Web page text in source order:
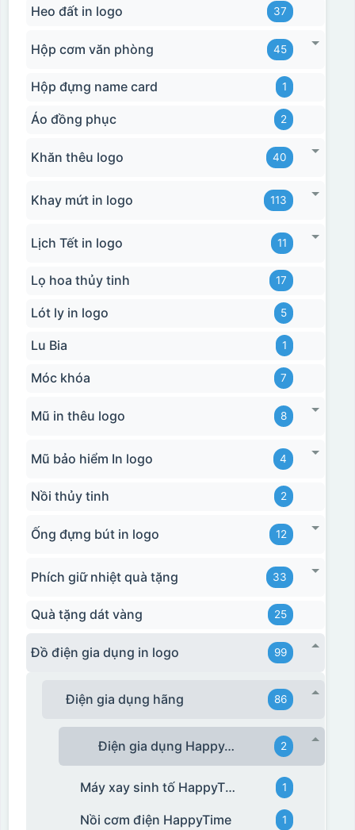
Heo đất in logo 37
Hộp cơm văn phòng 45
Hộp đựng name card 1
Áo đồng phục 2
Khăn thêu logo 40
Khay mứt in logo 113
Lịch Tết in logo 11
Lọ hoa thủy tinh 17
Lót ly in logo 5
Lu Bia 1
Móc khóa 7
Mũ in thêu logo 8
Mũ bảo hiểm In logo 4
Nồi thủy tinh 2
Ống đựng bút in logo 12
Phích giữ nhiệt quà tặng 33
Quà tặng dát vàng 25
Đồ điện gia dụng in logo 99
Điện gia dụng hãng 86
Điện gia dụng HappyTime 2
Máy xay sinh tố HappyTime 1
Nồi cơm điện HappyTime 1